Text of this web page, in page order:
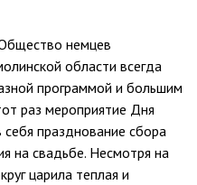
немцев
области всегда
программой и большим
раз мероприятие Дня
празднование сбора
на свадьбе. Несмотря на
царила теплая и